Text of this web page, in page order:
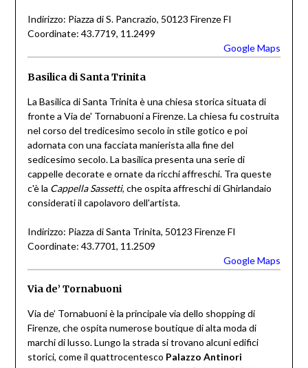
Indirizzo: Piazza di S. Pancrazio, 50123 Firenze FI
Coordinate: 43.7719, 11.2499
Google Maps
Basilica di Santa Trinita
La Basilica di Santa Trinita è una chiesa storica situata di
fronte a Via de' Tornabuoni a Firenze. La chiesa fu costruita
nel corso del tredicesimo secolo in stile gotico e poi
adornata con una facciata manierista alla fine del
sedicesimo secolo. La basilica presenta una serie di
cappelle decorate e ornate da ricchi affreschi. Tra queste
c'è la Cappella Sassetti, che ospita affreschi di Ghirlandaio
considerati il capolavoro dell'artista.
Indirizzo: Piazza di Santa Trinita, 50123 Firenze FI
Coordinate: 43.7701, 11.2509
Google Maps
Via de’ Tornabuoni
Via de’ Tornabuoni è la principale via dello shopping di
Firenze, che ospita numerose boutique di alta moda di
marchi di lusso. Lungo la strada si trovano alcuni edifici
storici, come il quattrocentesco Palazzo Antinori